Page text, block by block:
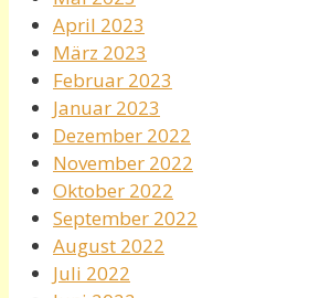
April 2023
März 2023
Februar 2023
Januar 2023
Dezember 2022
November 2022
Oktober 2022
September 2022
August 2022
Juli 2022